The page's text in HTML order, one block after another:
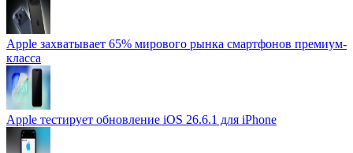
Apple захватывает 65% мирового рынка смартфонов премиум-
класса
Apple тестирует обновление iOS 26.6.1 для iPhone